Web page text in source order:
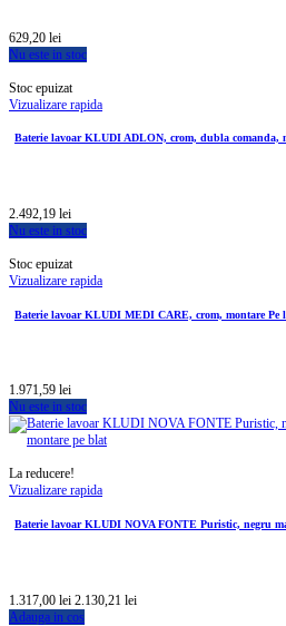
629,20 lei
Nu este in stoc
Stoc epuizat
Vizualizare rapida
Baterie lavoar KLUDI ADLON, crom, dubla comanda,
2.492,19 lei
Nu este in stoc
Stoc epuizat
Vizualizare rapida
Baterie lavoar KLUDI MEDI CARE, crom, montare Pe
1.971,59 lei
Nu este in stoc
La reducere!
Vizualizare rapida
Baterie lavoar KLUDI NOVA FONTE Puristic, negru
1.317,00 lei 2.130,21 lei
Adauga in cos